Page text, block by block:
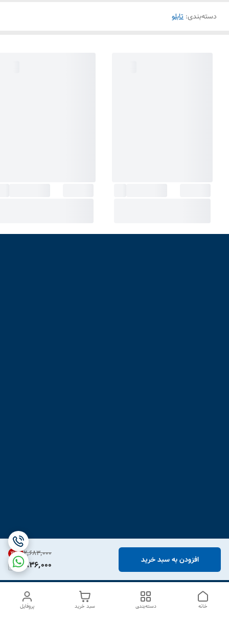
۲٬۶۸۳٬۰۰۰ 31%
1,836,000 افزودن به سبد خرید
دسته‌بندی: تابلو
پروفایل سبد خرید دسته‌بندی خانه